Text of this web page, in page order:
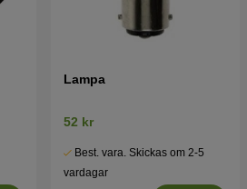
Lampa
52 kr
Best. vara. Skickas om 2-5
vardagar